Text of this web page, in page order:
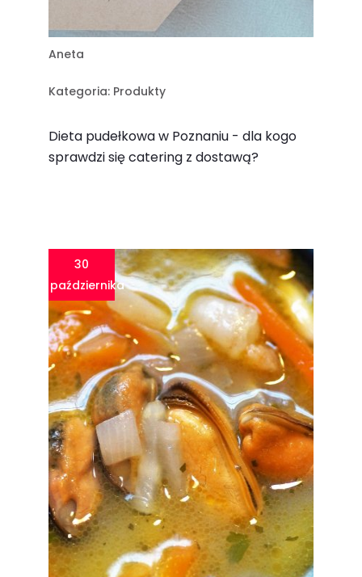
Aneta
Kategoria: Produkty
Dieta pudełkowa w Poznaniu - dla kogo
sprawdzi się catering z dostawą?
30
października